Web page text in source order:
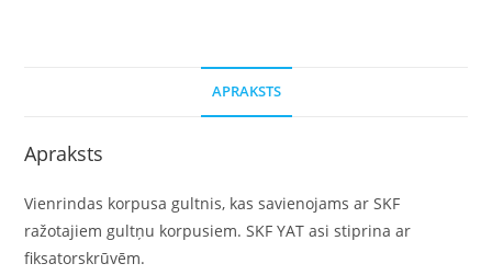
APRAKSTS
Apraksts
Vienrindas korpusa gultnis, kas savienojams ar SKF
ražotajiem gultņu korpusiem. SKF YAT asi stiprina ar
fiksatorskrūvēm.